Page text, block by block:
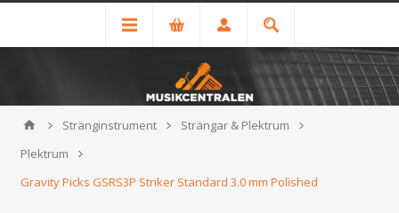
Stränginstrument
Strängar & Plektrum
Plektrum
Gravity Picks GSRS3P Striker Standard 3.0 mm Polished